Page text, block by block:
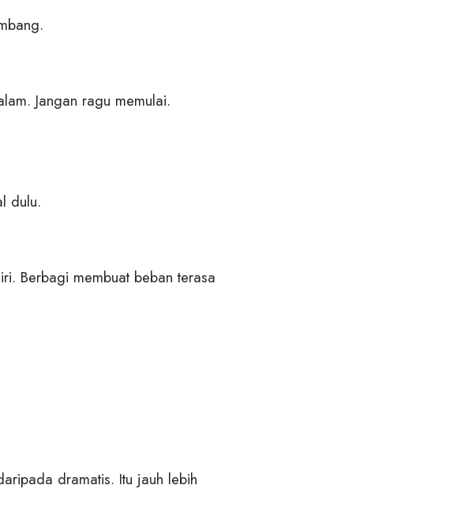
Jangan ragu memulai.
dulu.
Berbagi membuat beban terasa
dramatis. Itu jauh lebih